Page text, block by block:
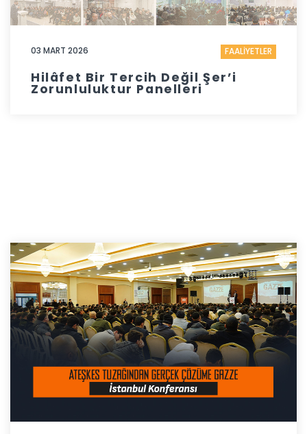
03 MART 2026 FAALİYETLER
Hilâfet Bir Tercih Değil Şer’i
Zorunluluktur Panelleri